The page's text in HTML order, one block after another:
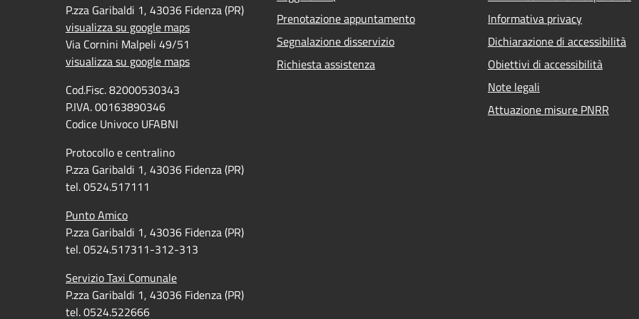
P.zza Garibaldi 1, 43036 Fidenza (PR)
visualizza su google maps
Via Cornini Malpeli 49/51
visualizza su google maps
Cod.Fisc. 82000530343
P.IVA. 00163890346
Codice Univoco UFABNI
Protocollo e centralino
P.zza Garibaldi 1, 43036 Fidenza (PR)
tel. 0524.517111
Punto Amico
P.zza Garibaldi 1, 43036 Fidenza (PR)
tel. 0524.517311-312-313
Servizio Taxi Comunale
P.zza Garibaldi 1, 43036 Fidenza (PR)
tel. 0524.522666
Prenotazione appuntamento
Segnalazione disservizio
Richiesta assistenza
Informativa privacy
Dichiarazione di accessibilità
Obiettivi di accessibilità
Note legali
Attuazione misure PNRR